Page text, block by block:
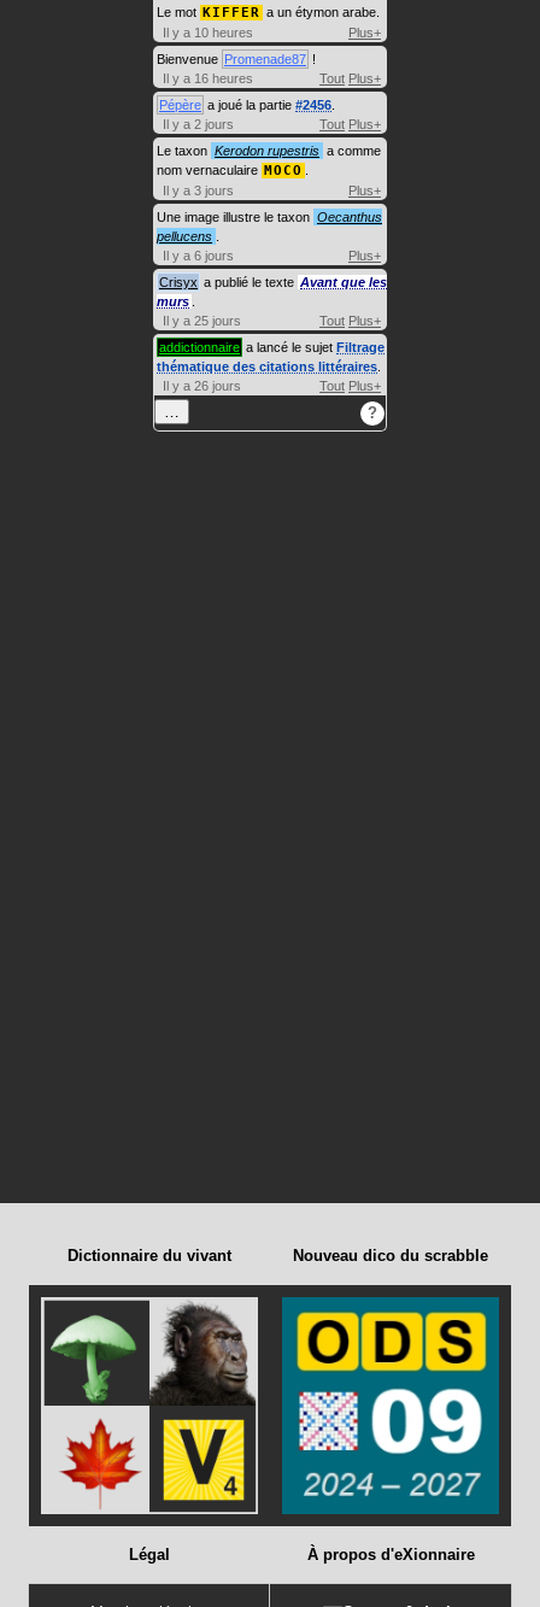
Le mot KIFFER a un étymon arabe.
Il y a 10 heures
Plus+
Bienvenue Promenade87 !
Il y a 16 heures
Tout Plus+
Pépère a joué la partie #2456
Il y a 2 jours
Tout Plus+
Le taxon Kerodon rupestris a comme
nom vernaculaire MOCO
Il y a 3 jours
Plus+
Une image illustre le taxon Oecanthus
pellucens
Il y a 6 jours
Plus+
Crisyx a publié le texte Avant que les
murs
Il y a 25 jours
Tout Plus+
addictionnaire a lancé le sujet Filtrage
thématique des citations littéraires
Il y a 26 jours
Tout Plus+
… ?
Dictionnaire du vivant Nouveau dico du scrabble
Légal À propos d'eXionnaire